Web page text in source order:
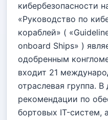
кибербезопасности
«Руководство по
кораблей» (
onboard Ships» )
одобренным
входит 21
отраслевая группа.
рекомендации по
бортовых IT-систем,